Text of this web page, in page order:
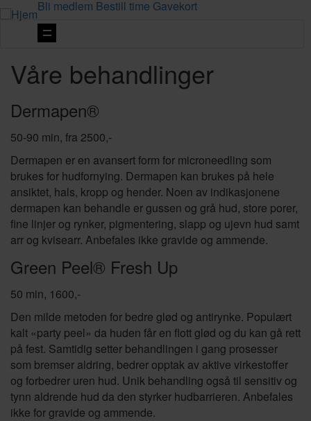
Bli medlem Bestill time Gavekort
Vis
Våre behandlinger
Dermapen®
50-90 min, fra 2500,-
Dermapen er en avansert form for microneedling som
brukes for hudfornying. Dermapen kan brukes på hele
ansiktet, hals, kropp og hender. Noen av indikasjonene
dermapen kan behandle er gussen og grå hud, store porer,
fine linjer og rynker, pigmentering, slapp og ujevn hud samt
arr og kvisearr. Anbefales ikke gravide og ammende.
Green Peel® Fresh Up
50 min, 1600,-
Den milde metoden for bedre glød og antirynke. Populært
kalt «party peel» da huden får en flott glød og du kan gå rett
på fest. Samtidig setter behandlingen i gang prosesser
som bremser aldring, bedrer opptak av aktive virkestoffer
og forbedrer uren hud. Unik behandling også til sensitiv og
tynn aldrende hud da den styrker hudbarrieren. Anbefales
ikke for gravide og ammende.